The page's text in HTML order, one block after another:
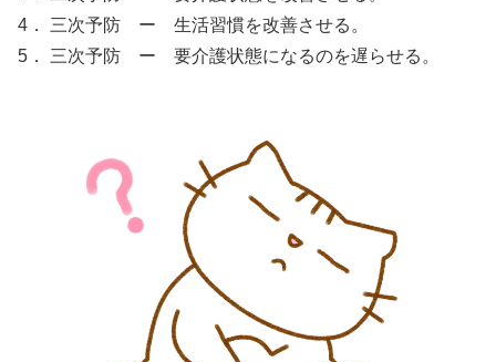
4． 三次予防 ー 生活習慣を改善させる。
5． 三次予防 ー 要介護状態になるのを遅らせる。